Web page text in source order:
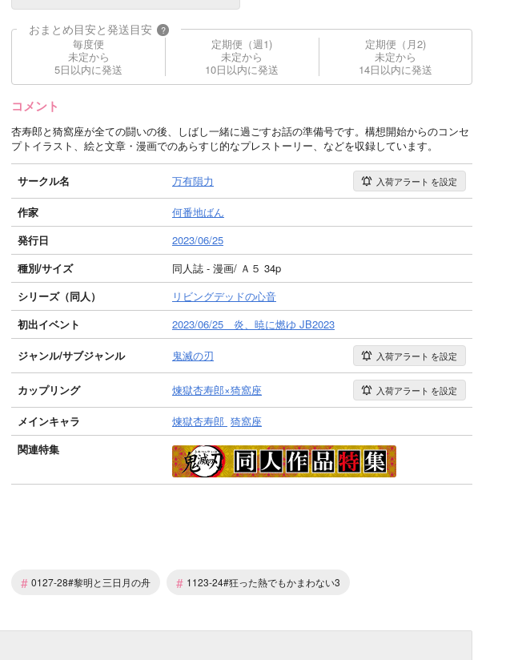
おまとめ目安と発送目安 ?
毎度便
未定から
5日以内に発送
定期便（週1)
未定から
10日以内に発送
定期便（月2)
未定から
14日以内に発送
コメント
杏寿郎と猗窩座が全ての闘いの後、しばし一緒に過ごすお話の準備号です。構想開始からのコンセ
プトイラスト、絵と文章・漫画でのあらすじ的なプレストーリー、などを収録しています。
サークル名 万有隕力 入荷アラート を設定
作家
何番地ばん
発行日
2023/06/25
種別/サイズ
同人誌 - 漫画/ Ａ５ 34p
シリーズ（同人）
リビングデッドの心音
初出イベント
2023/06/25 炎、暁に燃ゆ JB2023
ジャンル/サブジャンル 鬼滅の刃 入荷アラート を設定
カップリング 煉獄杏寿郎×猗窩座 入荷アラート を設定
メインキャラ 煉獄杏寿郎 猗窩座
関連特集
# 0127-28#黎明と三日月の舟 # 1123-24#狂った熱でもかまわない3